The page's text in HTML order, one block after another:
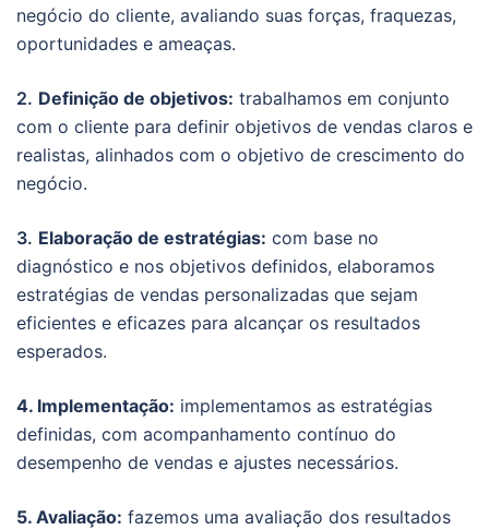
negócio do cliente, avaliando suas forças, fraquezas,
oportunidades e ameaças.
2. Definição de objetivos: trabalhamos em conjunto
com o cliente para definir objetivos de vendas claros e
realistas, alinhados com o objetivo de crescimento do
negócio.
3. Elaboração de estratégias: com base no
diagnóstico e nos objetivos definidos, elaboramos
estratégias de vendas personalizadas que sejam
eficientes e eficazes para alcançar os resultados
esperados.
4. Implementação: implementamos as estratégias
definidas, com acompanhamento contínuo do
desempenho de vendas e ajustes necessários.
5. Avaliação: fazemos uma avaliação dos resultados